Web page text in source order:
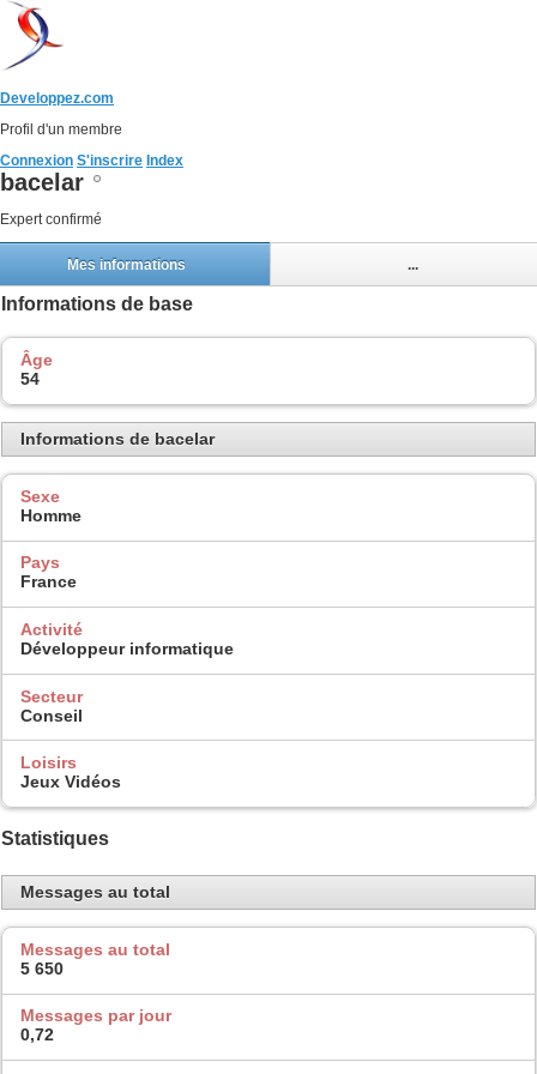
Developpez.com
Profil d'un membre
Connexion S'inscrire Index
bacelar
Expert confirmé
Mes informations ...
Informations de base
Âge
54
Informations de bacelar
Sexe
Homme
Pays
France
Activité
Développeur informatique
Secteur
Conseil
Loisirs
Jeux Vidéos
Statistiques
Messages au total
Messages au total
5 650
Messages par jour
0,72